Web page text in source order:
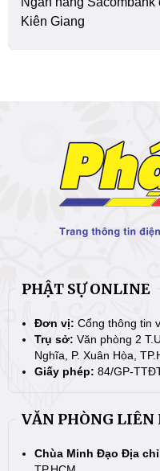
Kiên Giang
PHẬT SỰ ONLINE
Đơn vị: Cổng thông tin
Trụ sở: Văn phòng 2
Nghĩa, P. Xuân Hòa,
Giấy phép: 84/GP-
VĂN PHÒNG LIÊN
Chùa Minh Đạo Địa